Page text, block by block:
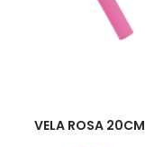
VELA ROSA 20CM